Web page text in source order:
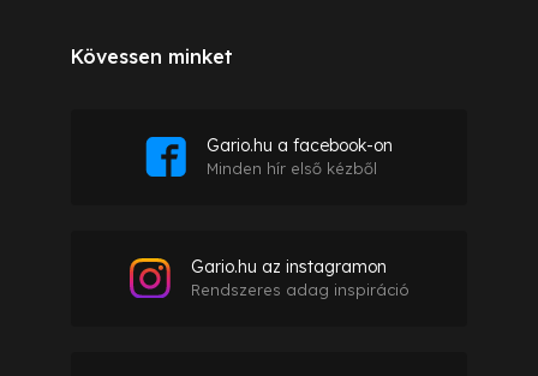
Kövessen minket
Gario.hu a facebook-on
Minden hír első kézből
Gario.hu az instagramon
Rendszeres adag inspiráció